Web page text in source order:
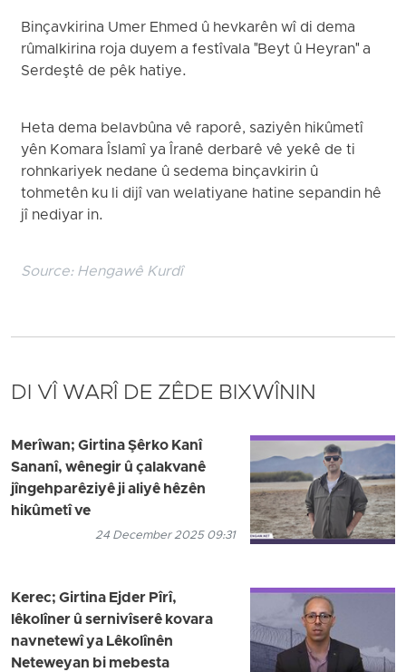
Binçavkirina Umer Ehmed û hevkarên wî di dema
rûmalkirina roja duyem a festîvala "Beyt û Heyran" a
Serdeştê de pêk hatiye.
Heta dema belavbûna vê raporê, saziyên hikûmetî
yên Komara Îslamî ya Îranê derbarê vê yekê de ti
rohnkariyek nedane û sedema binçavkirin û
tohmetên ku li dijî van welatiyane hatine sepandin hê
jî nediyar in.
Source: Hengawê Kurdî
DI VÎ WARÎ DE ZÊDE BIXWÎNIN
Merîwan; Girtina Şêrko Kanî
Sananî, wênegir û çalakvanê
jîngehparêziyê ji aliyê hêzên
hikûmetî ve
24 December 2025 09:31
Kerec; Girtina Ejder Pîrî,
lêkolîner û sernivîserê kovara
navnetewî ya Lêkolînên
Neteweyan bi mebesta